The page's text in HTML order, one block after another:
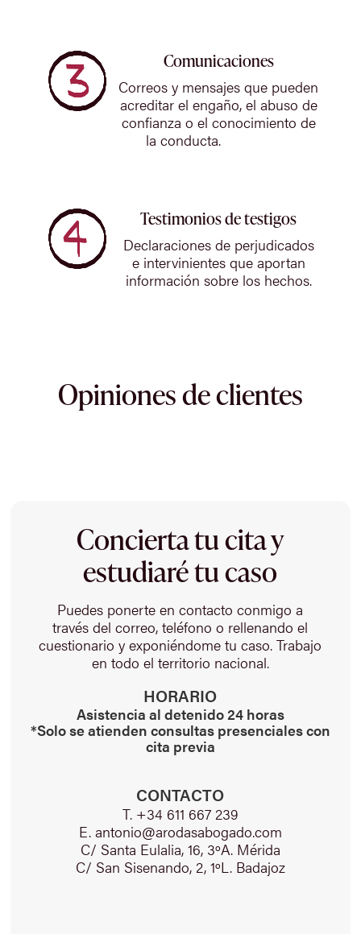
Comunicaciones
Correos y mensajes que pueden
acreditar el engaño, el abuso de
confianza o el conocimiento de
la conducta.
Testimonios de testigos
Declaraciones de perjudicados
e intervinientes que aportan
información sobre los hechos.
Opiniones de clientes
Concierta tu cita y
estudiaré tu caso
Puedes ponerte en contacto conmigo a
través del correo, teléfono o rellenando el
cuestionario y exponiéndome tu caso. Trabajo
en todo el territorio nacional.
HORARIO
Asistencia al detenido 24 horas
*Solo se atienden consultas presenciales con
cita previa
CONTACTO
T. +34 611 667 239
E. antonio@arodasabogado.com
C/ Santa Eulalia, 16, 3ºA. Mérida
C/ San Sisenando, 2, 1ºL. Badajoz